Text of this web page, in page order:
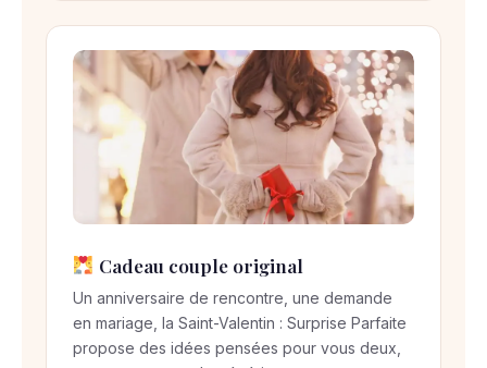
Cadeau couple original
Un anniversaire de rencontre, une demande
en mariage, la Saint-Valentin : Surprise Parfaite
propose des idées pensées pour vous deux,